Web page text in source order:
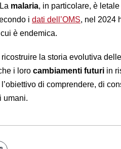
malaria, in particolare, è
i dati dell’OMS, nel 2024
è endemica.
la storia evolutiva
i loro cambiamenti futuri in
di comprendere, di
umani.